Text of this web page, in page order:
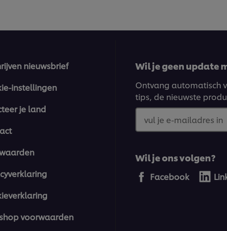
nieuwsbrief
instellingen
je land
voorwaarden
Wil je geen update
Ontvang automatisch
tips, de nieuwste
vul je e-mailadres in
Wil je ons volgen?
Facebook